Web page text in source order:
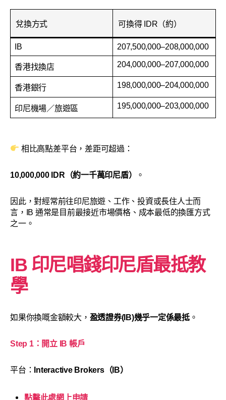
兌換方式 可換得 IDR（約）
IB 207,500,000–208,000,000
香港找換店 204,000,000–207,000,000
香港銀行 198,000,000–204,000,000
印尼機場／旅遊區 195,000,000–203,000,000
相比高點差平台，差距可超過：
10,000,000 IDR（約一千萬印尼盾） 。
因此，對經常前往印尼旅遊、工作、投資或長住人士而
言，IB 通常是目前最接近市場價格、成本最低的換匯方式
之一。
IB 印尼唱錢印尼盾最抵教
學
如果你換嘅金額較大， 盈透證券(IB)幾乎一定係最抵 。
Step 1：開立 IB 帳戶
平台： Interactive Brokers（IB）
點擊此處網上申請